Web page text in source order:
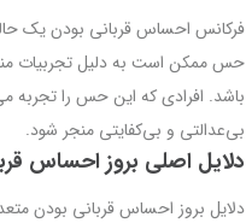
فرکانس احساس قربانی بودن یک
حس ممکن است به دلیل تجربیات
باشد. افرادی که این حس را تجربه
بی‌عدالتی و بی‌کفایتی منجر شود.
دلایل اصلی بروز احساس
دلایل بروز احساس قربانی بودن